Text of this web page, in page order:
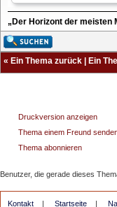
„Der Horizont der meisten
« Ein Thema zurück Ein
Druckversion anzeigen
Thema einem Freund
Thema abonnieren
Benutzer, die gerade dieses
Kontakt | Startseite |